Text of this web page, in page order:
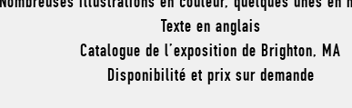
Texte en anglais
Catalogue de l’exposition de Brighton, MA
Disponibilité et prix sur demande